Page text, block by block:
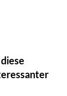
reale und
geopolitische
in